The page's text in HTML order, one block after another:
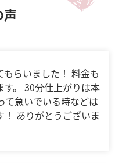
声
もらいました！ 料金も
す。 30分仕上がりは本
て急いでいる時などは
！ ありがとうございま